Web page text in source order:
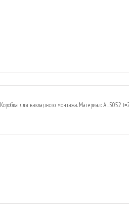
Коробка для накладного монтажа. Материал: AL5052